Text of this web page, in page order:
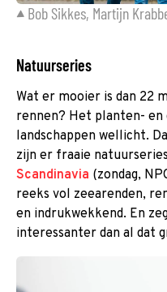
Bob Sikkes, Martijn
Natuurseries
Wat er mooier is dan 22
rennen? Het planten-
landschappen wellicht.
zijn er fraaie
Scandinavia (zondag,
reeks vol zeearenden,
en indrukwekkend. En
interessanter dan al dat